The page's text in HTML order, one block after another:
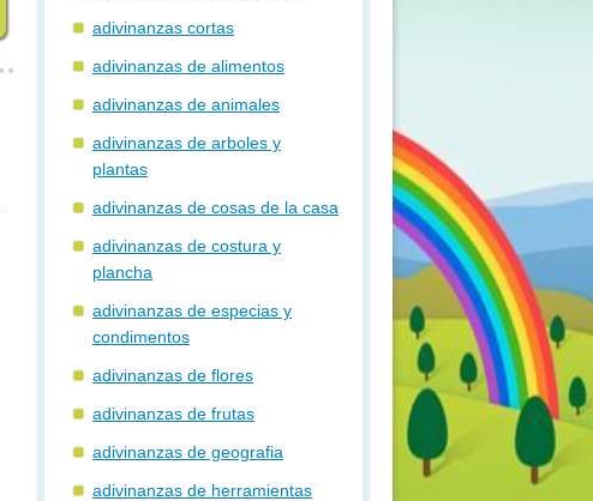
adivinanzas cortas
adivinanzas de alimentos
adivinanzas de animales
adivinanzas de arboles y
plantas
adivinanzas de cosas de la casa
adivinanzas de costura y
plancha
adivinanzas de especias y
condimentos
adivinanzas de flores
adivinanzas de frutas
adivinanzas de geografia
adivinanzas de herramientas